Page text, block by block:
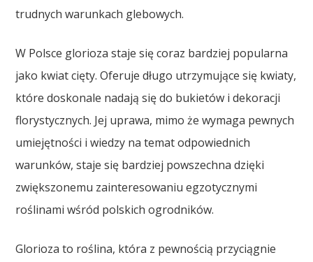
trudnych warunkach glebowych.
W Polsce glorioza staje się coraz bardziej popularna
jako kwiat cięty. Oferuje długo utrzymujące się kwiaty,
które doskonale nadają się do bukietów i dekoracji
florystycznych. Jej uprawa, mimo że wymaga pewnych
umiejętności i wiedzy na temat odpowiednich
warunków, staje się bardziej powszechna dzięki
zwiększonemu zainteresowaniu egzotycznymi
roślinami wśród polskich ogrodników.
Glorioza to roślina, która z pewnością przyciągnie